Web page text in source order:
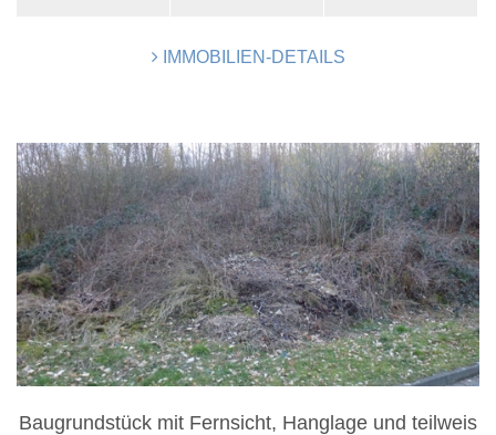
IMMOBILIEN-DETAILS
Baugrundstück mit Fernsicht, Hanglage und teilweis